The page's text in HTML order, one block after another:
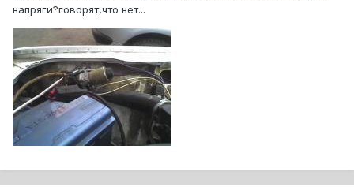
напряги?говорят,что нет...